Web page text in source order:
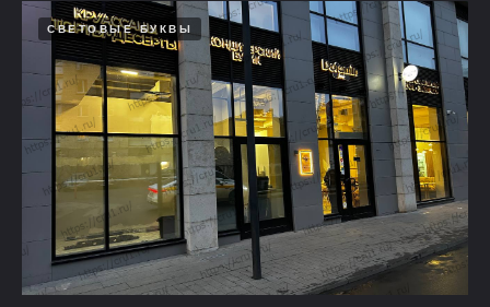
СВЕТОВЫЕ БУКВЫ